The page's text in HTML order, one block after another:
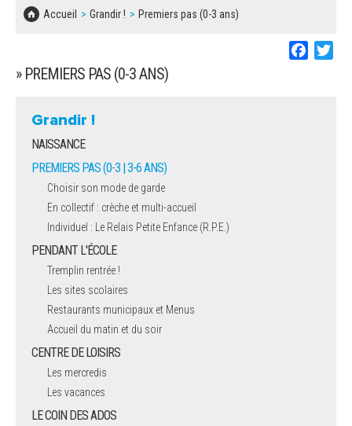
Accueil Grandir ! Premiers pas (0-3 ans)
» PREMIERS PAS (0-3 ANS)
Grandir !
NAISSANCE
PREMIERS PAS (0-3 | 3-6 ANS)
Choisir son mode de garde
En collectif : crèche et multi-accueil
Individuel : Le Relais Petite Enfance (R.P.E.)
PENDANT L'ÉCOLE
Tremplin rentrée !
Les sites scolaires
Restaurants municipaux et Menus
Accueil du matin et du soir
CENTRE DE LOISIRS
Les mercredis
Les vacances
LE COIN DES ADOS
CONCERTATIONS PUBLIQUES
SOLIDARITÉ, LOGEMENT
SÉNIORS
EMPLOI
URBANISME
POLICE MUNICIPALE
DECHETS
SIGNALEMENTS
BESOIN D'UNE AIDE ?
LES ASSOCIATIONS
MARCHÉS PUBLICS
DOCUMENT D'INFORMATION COMMUNAL
REGLEMENT LOCAL DE PUBLICITÉ
DECLARATION DE DEMARCHAGE
DOSSIER DE DEMANDE DE SUBVENTION
DEMANDE DE PRÊT DE MATERIEL
FICHE D'ORGANISATION MANIFESTATION
PLAN D'ACTION MUNICIPAL
ARRÊTÉS MUNICIPAUX